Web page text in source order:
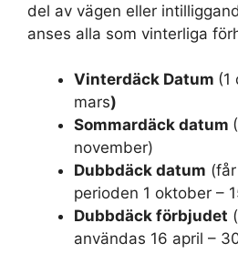
del av vägen eller
anses alla som vinterliga
Vinterdäck Datum (1
mars)
Sommardäck datum
november)
Dubbdäck datum
perioden 1 oktober –
Dubbdäck förbjudet
användas 16 april –